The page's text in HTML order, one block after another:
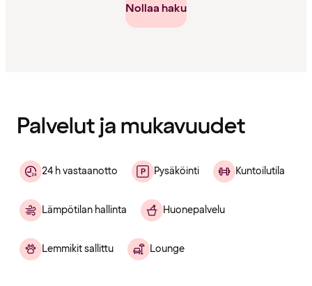
Nollaa haku
Palvelut ja mukavuudet
24 h vastaanotto Pysäköinti Kuntoilutila
Lämpötilan hallinta Huonepalvelu
Lemmikit sallittu Lounge